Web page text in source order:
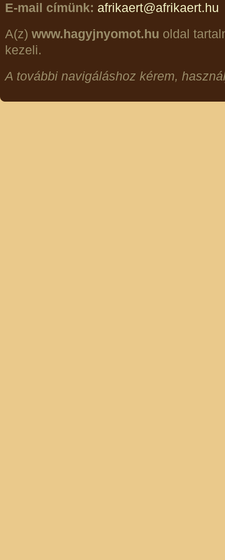
E-mail címünk: afrikaert@afrikaert.hu
A(z) www.hagyjnyomot.hu oldal
kezeli.
A további navigáláshoz kérem,